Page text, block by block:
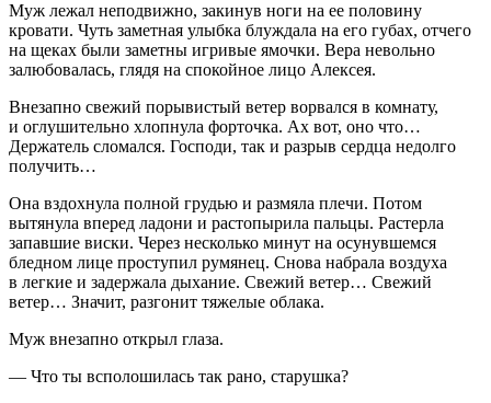
Муж лежал неподвижно, закинув ноги на ее половину
кровати. Чуть заметная улыбка блуждала на его губах, отчего
на щеках были заметны игривые ямочки. Вера невольно
залюбовалась, глядя на спокойное лицо Алексея.
Внезапно свежий порывистый ветер ворвался в комнату,
и оглушительно хлопнула форточка. Ах вот, оно что…
Держатель сломался. Господи, так и разрыв сердца недолго
получить…
Она вздохнула полной грудью и размяла плечи. Потом
вытянула вперед ладони и растопырила пальцы. Растерла
запавшие виски. Через несколько минут на осунувшемся
бледном лице проступил румянец. Снова набрала воздуха
в легкие и задержала дыхание. Свежий ветер… Свежий
ветер… Значит, разгонит тяжелые облака.
Муж внезапно открыл глаза.
— Что ты всполошилась так рано, старушка?